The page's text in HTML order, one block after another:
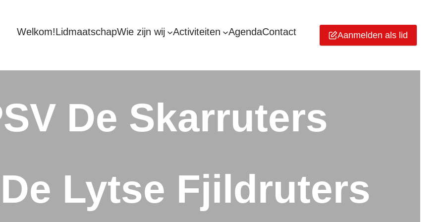
Welkom!LidmaatschapWie zijn wij Activiteiten AgendaContact Aanmelden als lid
De Skarruters
Lytse Fjildruters